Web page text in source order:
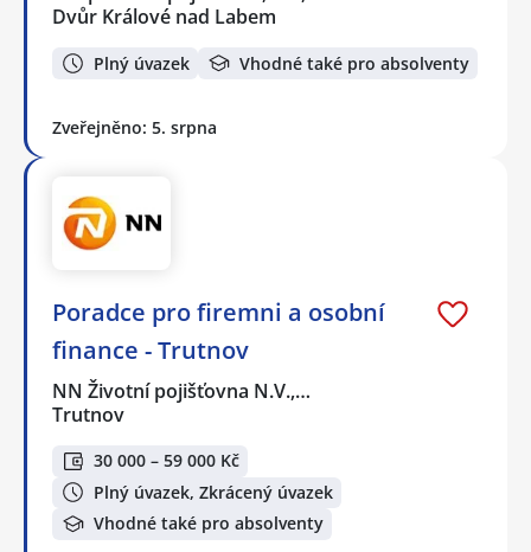
Dvůr Králové nad Labem
Plný úvazek Vhodné také pro absolventy
Zveřejněno: 5. srpna
Poradce pro firemni a osobní
finance - Trutnov
NN Životní pojišťovna N.V.,…
Trutnov
30 000 – 59 000 Kč
Plný úvazek, Zkrácený úvazek
Vhodné také pro absolventy